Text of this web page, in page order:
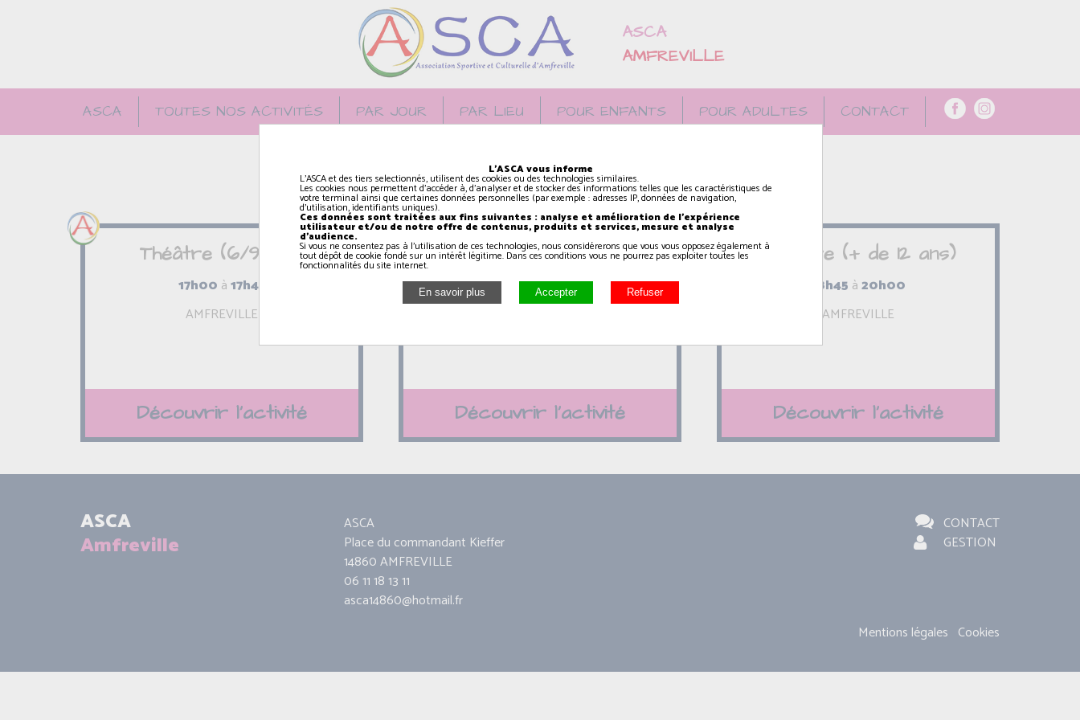
ASCA
AMFREVILLE
ASCA TOUTES NOS ACTIVITÉS PAR JOUR PAR LIEU POUR ENFANTS POUR ADULTES CONTACT
Activités proposées le vendredi
Théâtre (6/9 ans)
17h00 à17h45
AMFREVILLE
Découvrir l'activité
Théâtre (10/12 ans)
17h45à18h45
Découvrir l'activité
Théâtre (+ de 12 ans)
18h45 à20h00
AMFREVILLE
Découvrir l'activité
ASCA
Amfreville
ASCA
Place du commandant Kieffer
14860 AMFREVILLE
06 11 18 13 11
asca14860@hotmail.fr
CONTACT
GESTION
Mentions légales Cookies
L'ASCA vous informe
L'ASCA et des tiers selectionnés, utilisent des cookies ou des technologies similaires.
Les cookies nous permettent d'accéder à, d'analyser et de stocker des informations telles que les caractéristiques de
votre terminal ainsi que certaines données personnelles (par exemple : adresses IP, données de navigation,
d'utilisation, identifiants uniques).
Ces données sont traitées aux fins suivantes : analyse et amélioration de l'expérience
utilisateur et/ou de notre offre de contenus, produits et services, mesure et analyse
d'audience.
Si vous ne consentez pas à l'utilisation de ces technologies, nous considérerons que vous vous opposez également à
tout dépôt de cookie fondé sur un intérêt légitime. Dans ces conditions vous ne pourrez pas exploiter toutes les
fonctionnalités du site internet.